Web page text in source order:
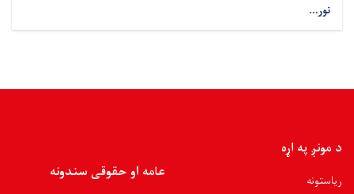
نور...
د مونږ په اړه
ریاستونه
عامه او حقوقی سندونه